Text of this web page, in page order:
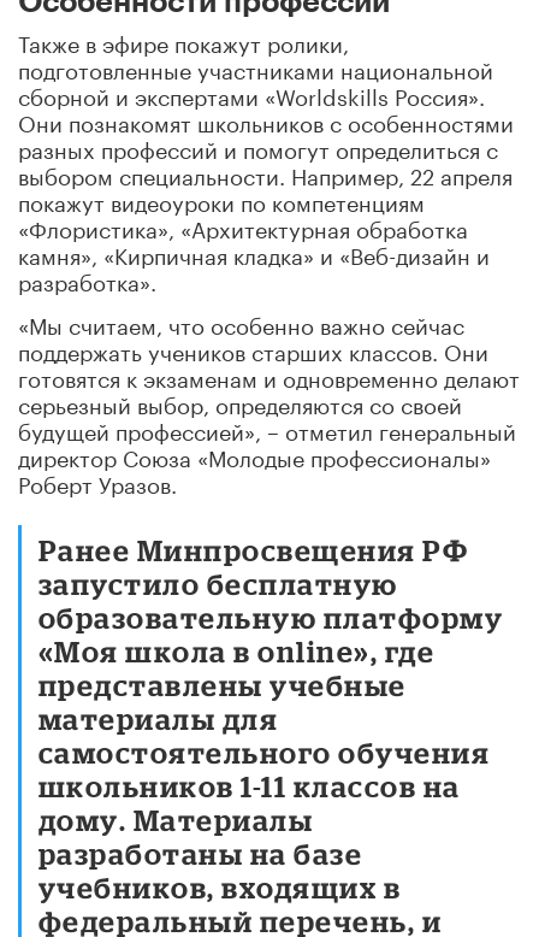
Также в эфире покажут ролики,
подготовленные участниками национальной
сборной и экспертами «Worldskills Россия».
Они познакомят школьников с особенностями
разных профессий и помогут определиться с
выбором специальности. Например, 22 апреля
покажут видеоуроки по компетенциям
«Флористика», «Архитектурная обработка
камня», «Кирпичная кладка» и «Веб-дизайн и
разработка».
«Мы считаем, что особенно важно сейчас
поддержать учеников старших классов. Они
готовятся к экзаменам и одновременно делают
серьезный выбор, определяются со своей
будущей профессией», – отметил генеральный
директор Союза «Молодые профессионалы»
Роберт Уразов.
Ранее Минпросвещения РФ
запустило бесплатную
образовательную платформу
«Моя школа в online», где
представлены учебные
материалы для
самостоятельного обучения
школьников 1-11 классов на
дому. Материалы
разработаны на базе
учебников, входящих в
федеральный перечень, и